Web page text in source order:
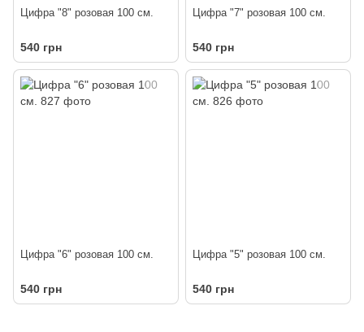
Цифра "8" розовая 100 см.
540 грн
Цифра "7" розовая 100 см.
540 грн
Цифра "6" розовая 100 см.
540 грн
Цифра "5" розовая 100 см.
540 грн